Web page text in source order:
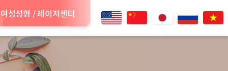
여성성형 / 레이저센터